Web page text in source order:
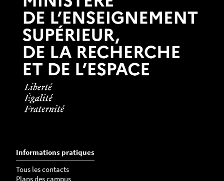
Informations pratiques
Tous les contacts
Plans des campus